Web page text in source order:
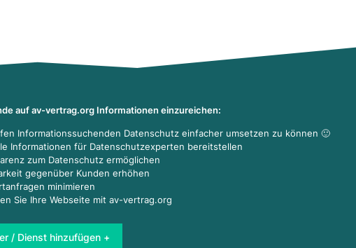
auf av-vertrag.org Informationen einzureichen:
Informationssuchenden Datenschutz einfacher umsetzen zu können 🙂
Informationen für Datenschutzexperten bereitstellen
zum Datenschutz ermöglichen
gegenüber Kunden erhöhen
minimieren
Sie Ihre Webseite mit av-vertrag.org
/ Dienst hinzufügen +